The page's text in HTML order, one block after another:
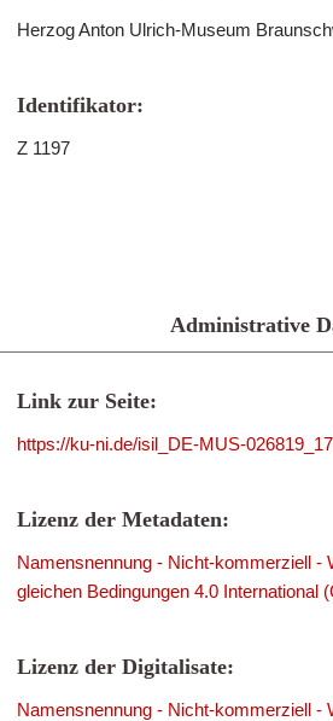
Herzog Anton Ulrich-Museum
Identifikator:
Z 1197
Administrative
Link zur Seite:
https://ku-ni.de/isil_DE-MUS-
Lizenz der Metadaten:
Namensnennung - Nicht-kommerziell -
gleichen Bedingungen 4.0 International
Lizenz der Digitalisate:
Namensnennung - Nicht-kommerziell -